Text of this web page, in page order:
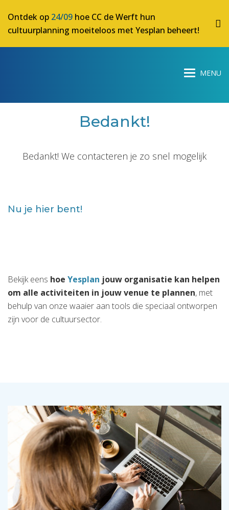
Ontdek op 24/09 hoe CC de Werft hun
cultuurplanning moeiteloos met Yesplan beheert!
Bedankt!
Bedankt! We contacteren je zo snel mogelijk
Nu je hier bent!
Bekijk eens hoe Yesplan jouw organisatie kan helpen
om alle activiteiten in jouw venue te plannen, met
behulp van onze waaier aan tools die speciaal ontworpen
zijn voor de cultuursector.